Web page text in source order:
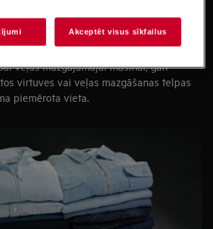
veļas mazgājamajai mašīnai, gan
virtuves vai veļas mazgāšanas telpas
piemērota vieta.
— var ievietot plānu mašīnu ar priekšējo
— apsveriet mašīnu ar ielādi no augšas
ja veļas mazgāšanas telpa ir maza,
veļas mazgājamās mašīnas un žāvētāja
Akceptēt visus sīkfailus